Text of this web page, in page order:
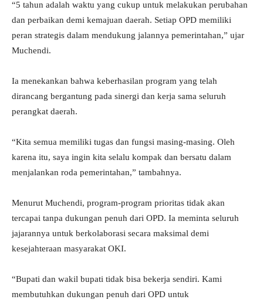
“5 tahun adalah waktu yang cukup untuk melakukan perubahan
dan perbaikan demi kemajuan daerah. Setiap OPD memiliki
peran strategis dalam mendukung jalannya pemerintahan,” ujar
Muchendi.
Ia menekankan bahwa keberhasilan program yang telah
dirancang bergantung pada sinergi dan kerja sama seluruh
perangkat daerah.
“Kita semua memiliki tugas dan fungsi masing-masing. Oleh
karena itu, saya ingin kita selalu kompak dan bersatu dalam
menjalankan roda pemerintahan,” tambahnya.
Menurut Muchendi, program-program prioritas tidak akan
tercapai tanpa dukungan penuh dari OPD. Ia meminta seluruh
jajarannya untuk berkolaborasi secara maksimal demi
kesejahteraan masyarakat OKI.
“Bupati dan wakil bupati tidak bisa bekerja sendiri. Kami
membutuhkan dukungan penuh dari OPD untuk